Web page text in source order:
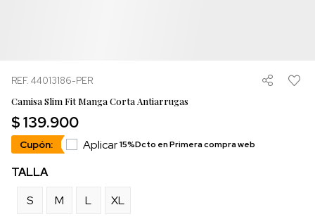
REF. 44013186-PER
Camisa Slim Fit Manga Corta Antiarrugas
$ 139.900
Cupón: Aplicar15%Dcto en Primera compra web
TALLA
S
M L XL